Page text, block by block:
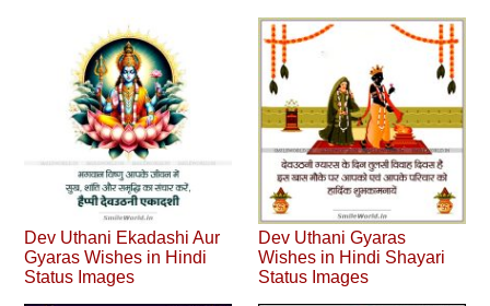
Dev Uthani Ekadashi Aur
Gyaras Wishes in Hindi
Status Images
Dev Uthani Gyaras
Wishes in Hindi Shayari
Status Images